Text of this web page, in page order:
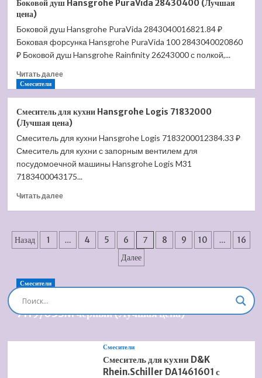
система
Torne
черный
SX-
(Лучшая
Боковой душ Hansgrohe PuraVida 28430400 (Лучшая
цена)
Боковой душ Hansgrohe PuraVida 2843040016821.84 ₽
Боковая форсунка Hansgrohe PuraVida 100 2843040020860
₽ Боковой душ Hansgrohe Rainfinity 26243000 с полкой,...
Читать далееПрочитать
душ
Hansgrohe
PuraVida
28430400
(Лучшая
цена)
Смесители
Смеситель для кухни Hansgrohe Logis 71832000
(Лучшая цена)
Смеситель для кухни Hansgrohe Logis 7183200012384.33 ₽
Смеситель для кухни с запорным вентилем для
посудомоечной машины Hansgrohe Logis M31
7183400043175...
Читать далееПрочитать
кухни
Пагинация
Назад 1 … 4 5 6 7 8 9 10 …
16
Далее
Смесители
Душевая система встроенная Timo Briana SX-
7119/03SM черный (Лучшая цена)
Смесители
Смеситель для кухни D&K
Rhein.Schiller DA1461601 с